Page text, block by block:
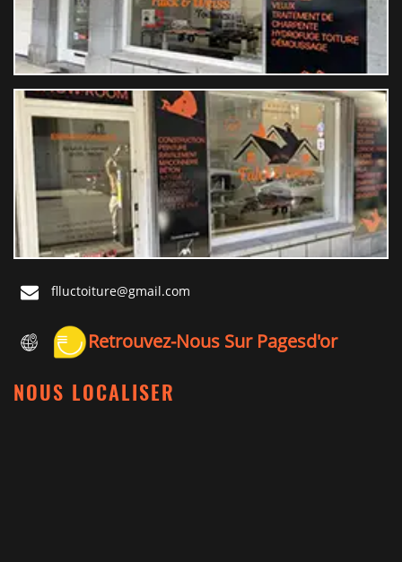
flluctoiture@gmail.com
Retrouvez-Nous Sur Pagesd'or
NOUS LOCALISER